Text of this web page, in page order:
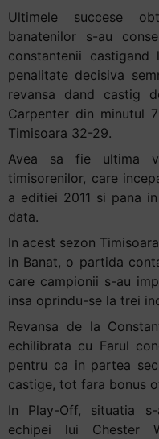
Ultimele succese
banatenilor s-au
constantenii
penalitate decisiva
revansa dand castig
Carpenter din minutul
Timisoara 32-29.
Avea sa fie ultima
timisorenilor, care
a editiei 2011 si pana
data.
In acest sezon
in Banat, o partida
care campionii s-au
insa oprindu-se la trei
Revansa de la
echilibrata cu Farul
pentru ca in partea
castige, tot fara bonus
In Play-Off, situatia
echipei lui Chester